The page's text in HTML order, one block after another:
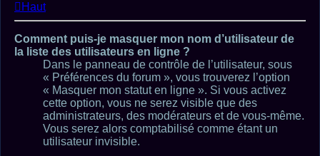
Haut
Comment puis-je masquer mon nom d’utilisateur de
la liste des utilisateurs en ligne ?
Dans le panneau de contrôle de l’utilisateur, sous
« Préférences du forum », vous trouverez l’option
« Masquer mon statut en ligne ». Si vous activez
cette option, vous ne serez visible que des
administrateurs, des modérateurs et de vous-même.
Vous serez alors comptabilisé comme étant un
utilisateur invisible.